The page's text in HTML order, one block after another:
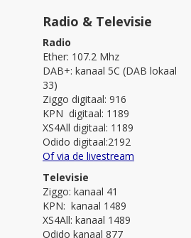
Radio & Televisie
Radio
Ether: 107.2 Mhz
DAB+: kanaal 5C (DAB lokaal
33)
Ziggo digitaal: 916
KPN digitaal: 1189
XS4All digitaal: 1189
Odido digitaal:2192
Of via de livestream
Televisie
Ziggo: kanaal 41
KPN: kanaal 1489
XS4All: kanaal 1489
Odido kanaal 877